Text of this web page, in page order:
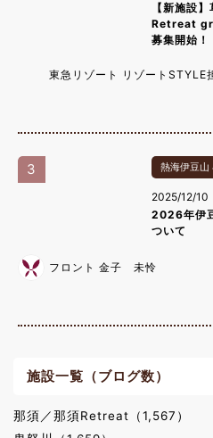
【新施設
Retreat
募集開始！
東急リゾート リゾートSTYLE
3 熱海伊豆山
2025/12/10
2026年伊
ついて
フロント 金子 未怜
施設一覧（ブログ数）
那須／那須Retreat（1,567）